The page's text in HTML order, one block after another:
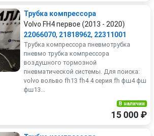
Трубка компрессора
Volvo FH4 первое (2013 - 2020)
22066070, 21818962, 22311001
Трубка компрессора пневмотрубка
пневмо трубка компрессора
воздушного тормозной
пневматической системы. Для поиска:
volvo вольво fh13 fh4 4 серия fh фш4 фш
фш13...
В наличии
15 000 ₽